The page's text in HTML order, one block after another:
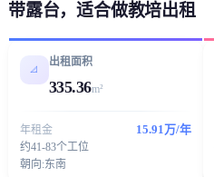
带露台，适合做教培出租
📐
出租面积
335.36m²
年租金 15.91万/年
约41-83个工位
朝向:东南